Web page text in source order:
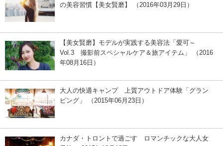
の美容習慣【美女賢磨】 （2016年03月29日）
【美女賢磨】モデルが実践する美容法「愛可～
Vol.3 撮影前スペシャルケア＆旅アイテム」 （2016
年08月16日）
大人の快適キャンプ 上質アウトドア体験「グラン
ピング」 （2015年06月23日）
カナダ・トロントで過ごす ロマンチックな大人女